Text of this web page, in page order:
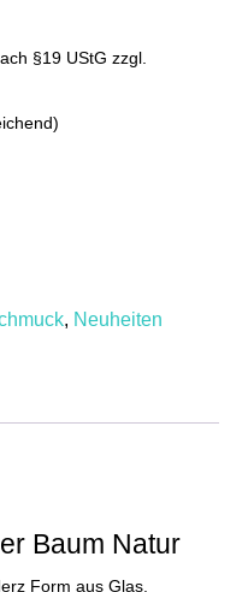
§19 UStG zzgl.
, Neuheiten
Baum Natur
Form aus Glas.